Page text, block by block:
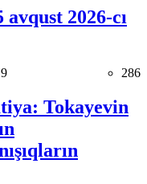
2026-cı
286
Tokayevin